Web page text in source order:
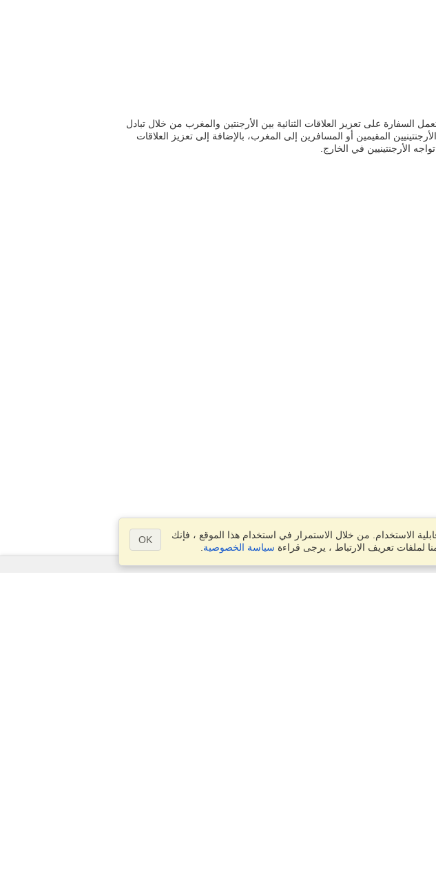
على تعزيز العلاقات الثنائية بين الأرجنتين والمغرب من خلال تبادل
المقيمين أو المسافرين إلى المغرب، بالإضافة إلى تعزيز العلاقات
الأرجنتينيين في الخارج.
الاستخدام. من خلال الاستمرار في استخدام هذا الموقع ، فإنك
لملفات تعريف الارتباط ، يرجى قراءة سياسة الخصوصية
OK